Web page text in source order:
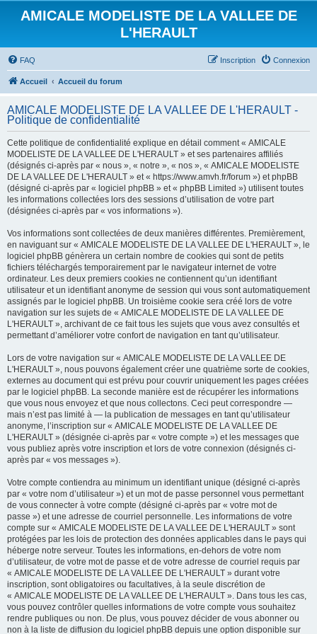
AMICALE MODELISTE DE LA VALLEE DE
L'HERAULT
FAQ Connexion
Inscription
Accueil Accueil du forum
AMICALE MODELISTE DE LA VALLEE DE L'HERAULT -
Politique de confidentialité
Cette politique de confidentialité explique en détail comment « AMICALE
MODELISTE DE LA VALLEE DE L'HERAULT » et ses partenaires affiliés
(désignés ci-après par « nous », « notre », « nos », « AMICALE MODELISTE
DE LA VALLEE DE L'HERAULT » et « https://www.amvh.fr/forum ») et phpBB
(désigné ci-après par « logiciel phpBB » et « phpBB Limited ») utilisent toutes
les informations collectées lors des sessions d’utilisation de votre part
(désignées ci-après par « vos informations »).
Vos informations sont collectées de deux manières différentes. Premièrement,
en naviguant sur « AMICALE MODELISTE DE LA VALLEE DE L'HERAULT », le
logiciel phpBB génèrera un certain nombre de cookies qui sont de petits
fichiers téléchargés temporairement par le navigateur internet de votre
ordinateur. Les deux premiers cookies ne contiennent qu’un identifiant
utilisateur et un identifiant anonyme de session qui vous sont automatiquement
assignés par le logiciel phpBB. Un troisième cookie sera créé lors de votre
navigation sur les sujets de « AMICALE MODELISTE DE LA VALLEE DE
L'HERAULT », archivant de ce fait tous les sujets que vous avez consultés et
permettant d’améliorer votre confort de navigation en tant qu’utilisateur.
Lors de votre navigation sur « AMICALE MODELISTE DE LA VALLEE DE
L'HERAULT », nous pouvons également créer une quatrième sorte de cookies,
externes au document qui est prévu pour couvrir uniquement les pages créées
par le logiciel phpBB. La seconde manière est de récupérer les informations
que vous nous envoyez et que nous collectons. Ceci peut correspondre —
mais n’est pas limité à — la publication de messages en tant qu’utilisateur
anonyme, l’inscription sur « AMICALE MODELISTE DE LA VALLEE DE
L'HERAULT » (désignée ci-après par « votre compte ») et les messages que
vous publiez après votre inscription et lors de votre connexion (désignés ci-
après par « vos messages »).
Votre compte contiendra au minimum un identifiant unique (désigné ci-après
par « votre nom d’utilisateur ») et un mot de passe personnel vous permettant
de vous connecter à votre compte (désigné ci-après par « votre mot de
passe ») et une adresse de courriel personnelle. Les informations de votre
compte sur « AMICALE MODELISTE DE LA VALLEE DE L'HERAULT » sont
protégées par les lois de protection des données applicables dans le pays qui
héberge notre serveur. Toutes les informations, en-dehors de votre nom
d’utilisateur, de votre mot de passe et de votre adresse de courriel requis par
« AMICALE MODELISTE DE LA VALLEE DE L'HERAULT » durant votre
inscription, sont obligatoires ou facultatives, à la seule discrétion de
« AMICALE MODELISTE DE LA VALLEE DE L'HERAULT ». Dans tous les cas,
vous pouvez contrôler quelles informations de votre compte vous souhaitez
rendre publiques ou non. De plus, vous pouvez décider de vous abonner ou
non à la liste de diffusion du logiciel phpBB depuis une option disponible sur